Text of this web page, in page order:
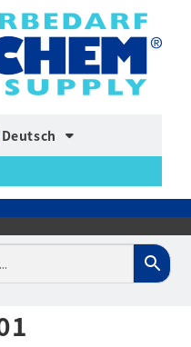
Deutsch